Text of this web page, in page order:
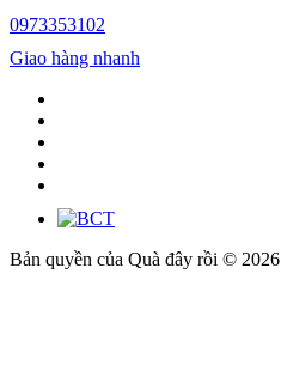
0973353102
Giao hàng nhanh
Bản quyền của Quà đây rồi © 2026